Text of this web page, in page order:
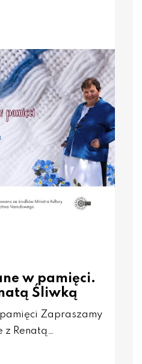
w pamięci.
Śliwką
Zapraszamy
z Renatą…